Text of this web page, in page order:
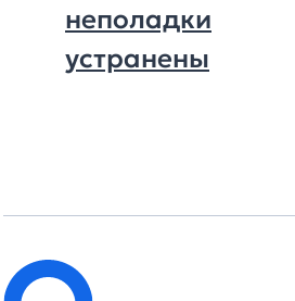
неполадки
устранены